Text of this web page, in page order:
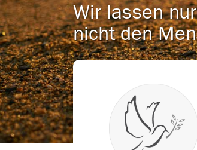
Wir lassen
nicht den